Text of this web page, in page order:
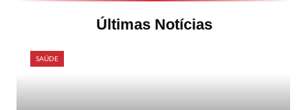
Últimas Notícias
SAÚDE